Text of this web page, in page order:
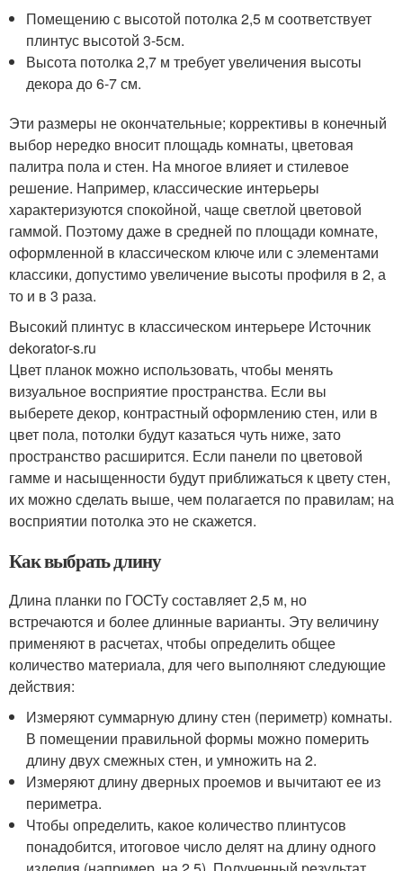
Помещению с высотой потолка 2,5 м соответствует
плинтус высотой 3-5см.
Высота потолка 2,7 м требует увеличения высоты
декора до 6-7 см.
Эти размеры не окончательные; коррективы в конечный
выбор нередко вносит площадь комнаты, цветовая
палитра пола и стен. На многое влияет и стилевое
решение. Например, классические интерьеры
характеризуются спокойной, чаще светлой цветовой
гаммой. Поэтому даже в средней по площади комнате,
оформленной в классическом ключе или с элементами
классики, допустимо увеличение высоты профиля в 2, а
то и в 3 раза.
Высокий плинтус в классическом интерьере Источник
dekorator-s.ru
Цвет планок можно использовать, чтобы менять
визуальное восприятие пространства. Если вы
выберете декор, контрастный оформлению стен, или в
цвет пола, потолки будут казаться чуть ниже, зато
пространство расширится. Если панели по цветовой
гамме и насыщенности будут приближаться к цвету стен,
их можно сделать выше, чем полагается по правилам; на
восприятии потолка это не скажется.
Как выбрать длину
Длина планки по ГОСТу составляет 2,5 м, но
встречаются и более длинные варианты. Эту величину
применяют в расчетах, чтобы определить общее
количество материала, для чего выполняют следующие
действия:
Измеряют суммарную длину стен (периметр) комнаты.
В помещении правильной формы можно померить
длину двух смежных стен, и умножить на 2.
Измеряют длину дверных проемов и вычитают ее из
периметра.
Чтобы определить, какое количество плинтусов
понадобится, итоговое число делят на длину одного